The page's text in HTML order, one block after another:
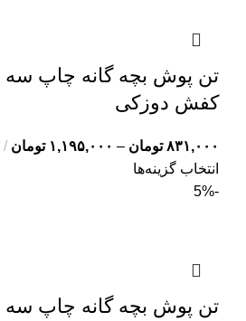
تن پوش بچه گانه چاپ سه
کفش دوزکی
۸۳۱,۰۰۰ تومان – ۱,۱۹۵,۰۰۰ تومان
انتخاب گزینه‌ها
-5%
تن پوش بچه گانه چاپ